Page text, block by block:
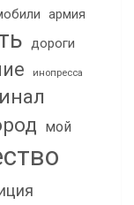
армия
дороги
инопресса
мой